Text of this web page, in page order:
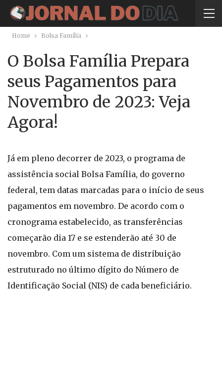
Home Bolsa Família
O Bolsa Família Prepara
seus Pagamentos para
Novembro de 2023: Veja
Agora!
Já em pleno decorrer de 2023, o programa de
assistência social Bolsa Família, do governo
federal, tem datas marcadas para o início de seus
pagamentos em novembro. De acordo com o
cronograma estabelecido, as transferências
começarão dia 17 e se estenderão até 30 de
novembro. Com um sistema de distribuição
estruturado no último dígito do Número de
Identificação Social (NIS) de cada beneficiário.